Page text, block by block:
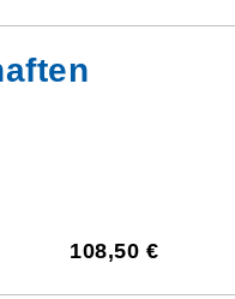
108,50 €